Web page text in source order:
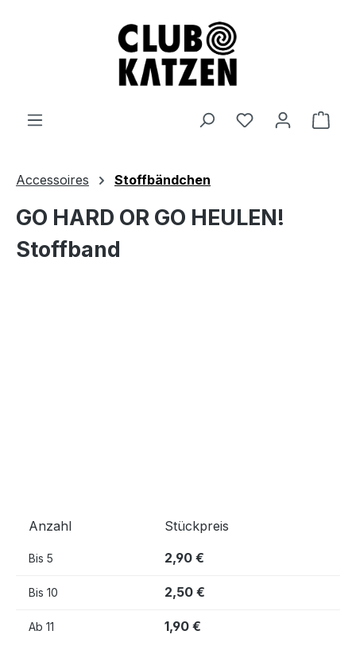
Accessoires Stoffbändchen
GO HARD OR GO HEULEN!
Stoffband
Anzahl Stückpreis
Bis 5 2,90 €
Bis 10 2,50 €
Ab 11 1,90 €